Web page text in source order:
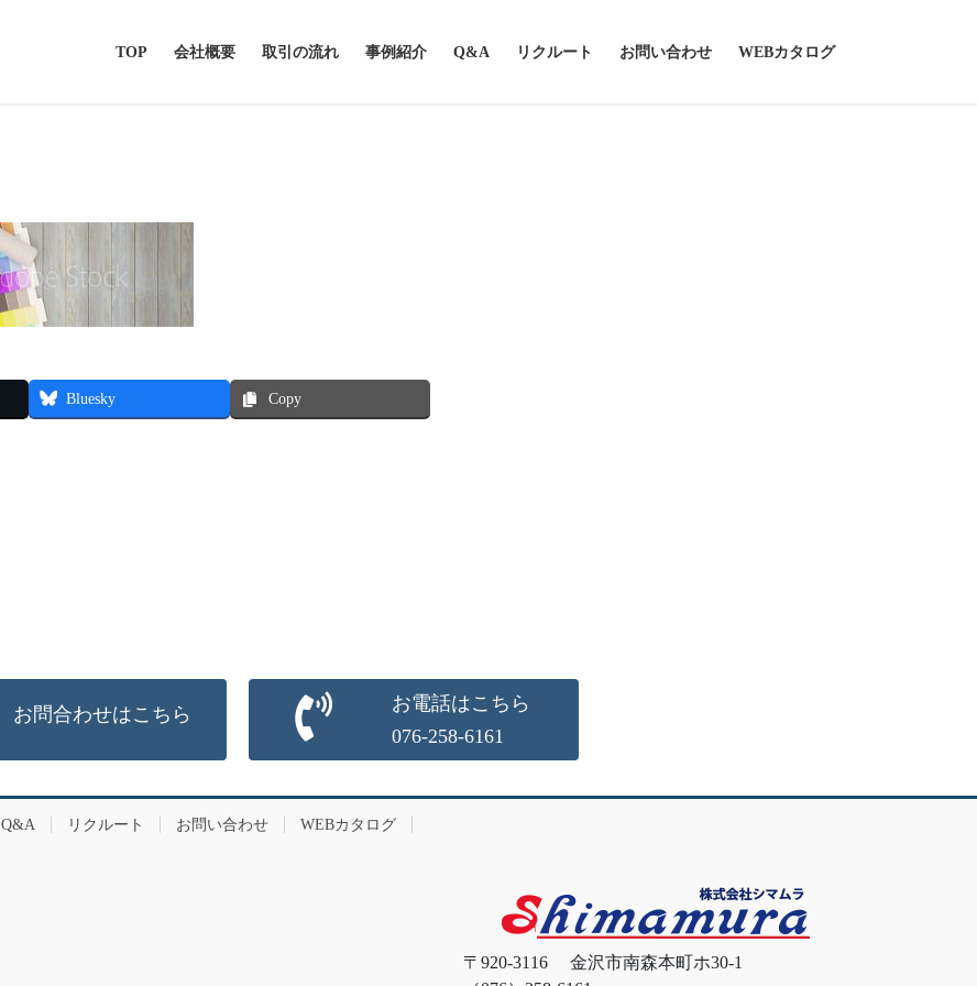
TOP 会社概要 取引の流れ 事例紹介 Q&A リクルート お問い合わせ WEBカタログ
Bluesky Copy
お問合わせはこちら
お電話はこちら
076-258-6161
Q&A リクルート お問い合わせ WEBカタログ
〒920-3116 金沢市南森本町ホ30-1